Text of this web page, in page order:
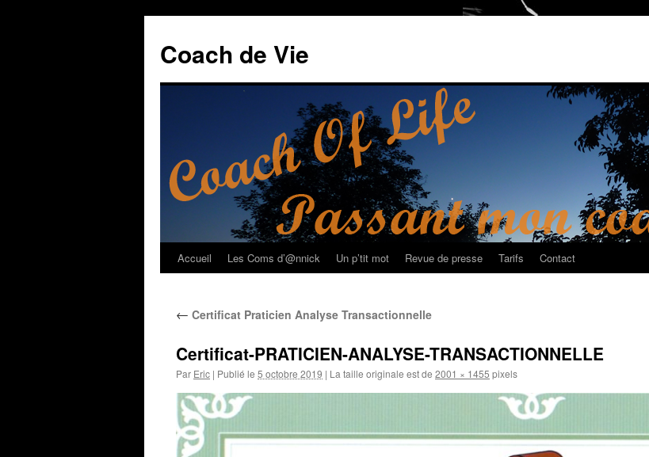
Coach de Vie
Aller
contenu
Accueil Les Coms d’@nnick Un p’tit mot Revue de presse Tarifs Contact
← Certificat Praticien Analyse Transactionnelle
Certificat-PRATICIEN-ANALYSE-TRANSACTIONNELLE
Par Eric | Publié le 5 octobre 2019 | La taille originale est de 2001 × 1455 pixels